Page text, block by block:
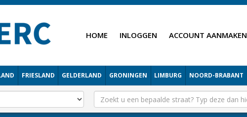
HOME INLOGGEN ACCOUNT AANMAKEN
FRIESLAND GELDERLAND GRONINGEN LIMBURG NOORD-BRABANT